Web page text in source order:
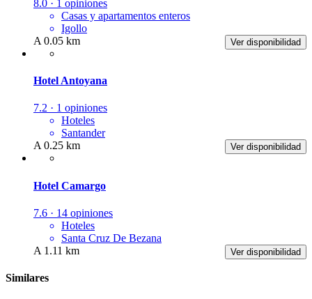
8.0 · 1 opiniones
Casas y apartamentos enteros
Igollo
Ver disponibilidad
A 0.05 km
Hotel Antoyana
7.2 · 1 opiniones
Hoteles
Santander
Ver disponibilidad
A 0.25 km
Hotel Camargo
7.6 · 14 opiniones
Hoteles
Santa Cruz De Bezana
Ver disponibilidad
A 1.11 km
Similares